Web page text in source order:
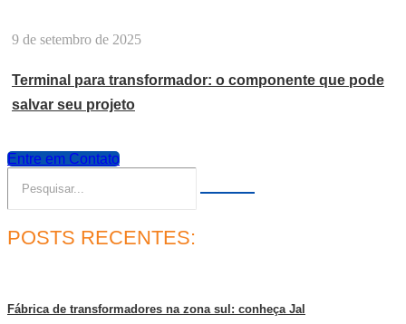
9 de setembro de 2025
Terminal para transformador: o componente que pode
salvar seu projeto
Entre em Contato
POSTS RECENTES:
Fábrica de transformadores na zona sul: conheça Jal